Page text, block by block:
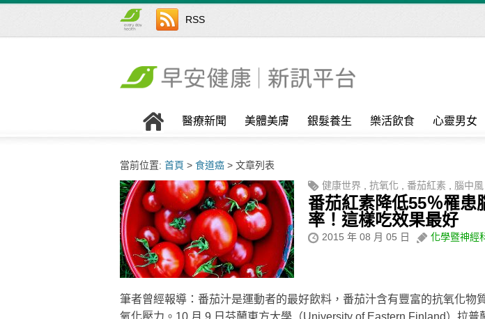
RSS
醫療新聞 美體美膚 銀髮養生 樂活飲食 心靈男女
當前位置: 首頁 > 食道癌 > 文章列表
健康世界
抗氧化 番茄紅素 腦中風
番茄紅素降低55％罹患
率！這樣吃效果最好
2015 年 08 月 05 日 化學暨神經
筆者曾經報導：番茄汁是運動者的最好飲料，番茄汁含有豐富的抗氧化物
氧化壓力。10 月 9 日芬蘭東方大學（University of Eastern Finland）拉普